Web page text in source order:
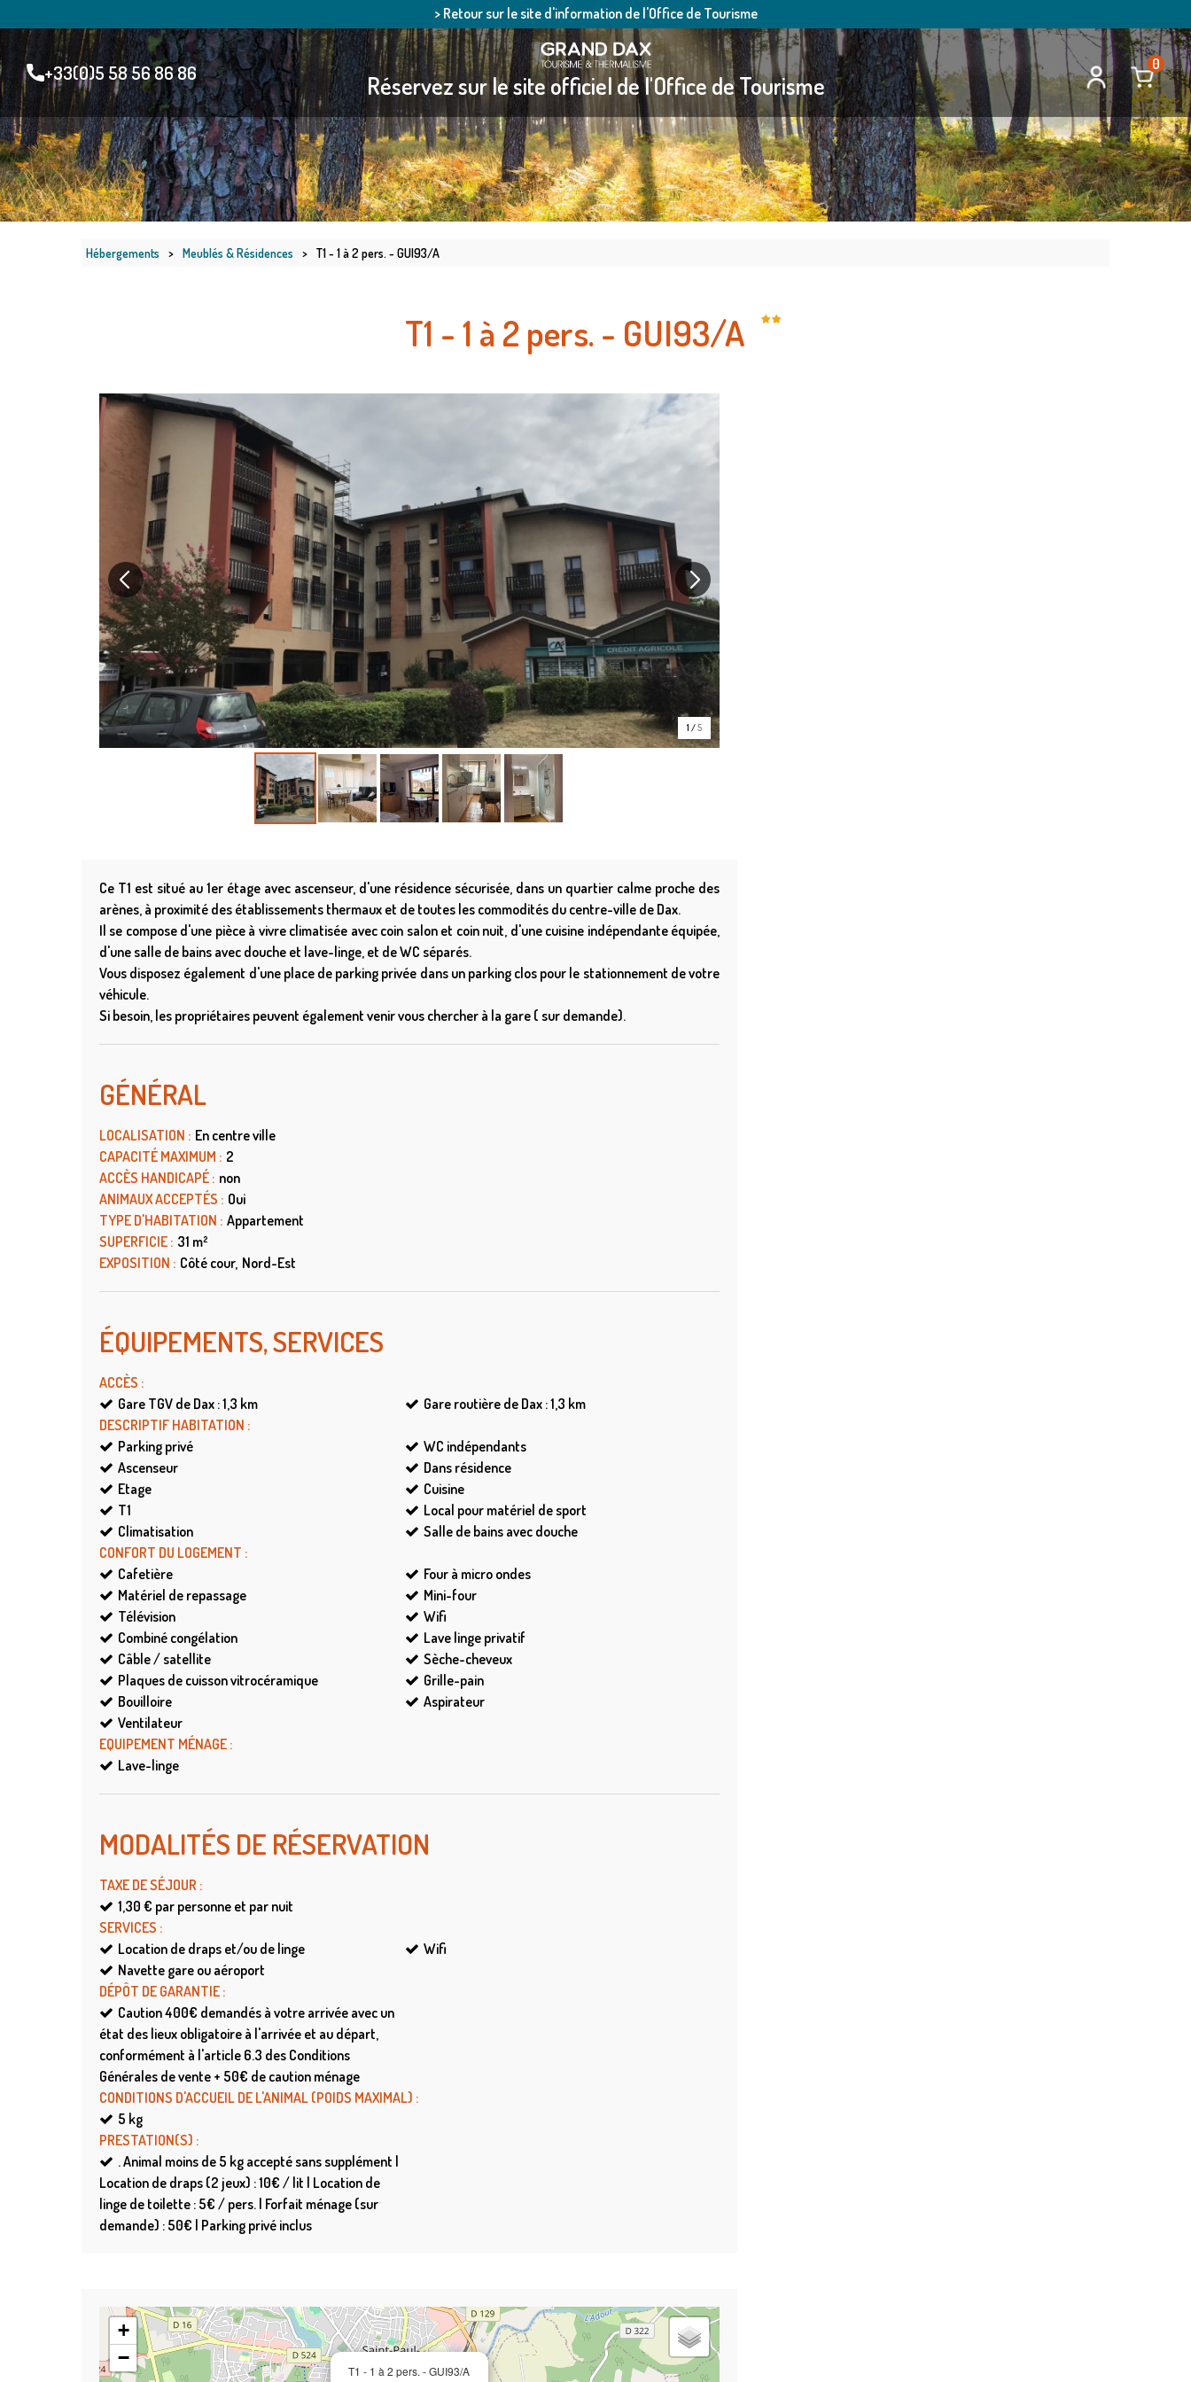
> Retour sur le site d'information de l'Office de Tourisme
+33(0)5 58 56 86 86 Réservez sur le site officiel de l'Office de Tourisme
0
Hébergements > Meublés & Résidences > T1 - 1 à 2 pers. - GUI93/A
T1 - 1 à 2 pers. - GUI93/A
1 /5
Ce T1 est situé au 1er étage avec ascenseur, d'une résidence sécurisée, dans un quartier calme proche des
arènes, à proximité des établissements thermaux et de toutes les commodités du centre-ville de Dax.
Il se compose d'une pièce à vivre climatisée avec coin salon et coin nuit, d'une cuisine indépendante équipée,
d'une salle de bains avec douche et lave-linge, et de WC séparés.
Vous disposez également d'une place de parking privée dans un parking clos pour le stationnement de votre
véhicule.
Si besoin, les propriétaires peuvent également venir vous chercher à la gare ( sur demande).
GÉNÉRAL
LOCALISATION : En centre ville
CAPACITÉ MAXIMUM : 2
ACCÈS HANDICAPÉ : non
ANIMAUX ACCEPTÉS : Oui
TYPE D'HABITATION : Appartement
SUPERFICIE : 31 m²
EXPOSITION : Côté cour Nord-Est
ÉQUIPEMENTS, SERVICES
ACCÈS :
Gare TGV de Dax : 1,3 km Gare routière de Dax : 1,3 km
DESCRIPTIF HABITATION :
Parking privé
WC indépendants
Ascenseur
Dans résidence
Etage
Cuisine
T1
Local pour matériel de sport
Climatisation
Salle de bains avec douche
CONFORT DU LOGEMENT :
Cafetière
Four à micro ondes
Matériel de repassage
Mini-four
Télévision
Wifi
Combiné congélation
Lave linge privatif
Câble / satellite
Sèche-cheveux
Plaques de cuisson vitrocéramique
Grille-pain
Bouilloire
Aspirateur
Ventilateur
EQUIPEMENT MÉNAGE :
Lave-linge
MODALITÉS DE RÉSERVATION
TAXE DE SÉJOUR :
1,30 € par personne et par nuit
SERVICES :
Location de draps et/ou de linge
Wifi
Navette gare ou aéroport
DÉPÔT DE GARANTIE :
Caution400€ demandés à votre arrivée avec un
état des lieux obligatoire à l'arrivée et au départ,
conformément à l'article 6.3 des Conditions
Générales de vente + 50€ de caution ménage
CONDITIONS D'ACCUEIL DE L'ANIMAL (POIDS MAXIMAL) :
5 kg
PRESTATION(S) :
.Animal moins de 5 kg accepté sans supplément |
Location de draps (2 jeux) : 10€ / lit | Location de
linge de toilette : 5€ / pers. | Forfait ménage (sur
demande) : 50€ | Parking privé inclus
T1 - 1 à 2 pers. - GUI93/A
+
−